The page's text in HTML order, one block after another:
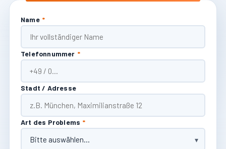
Name *
Telefonnummer *
Stadt / Adresse
Art des Problems *